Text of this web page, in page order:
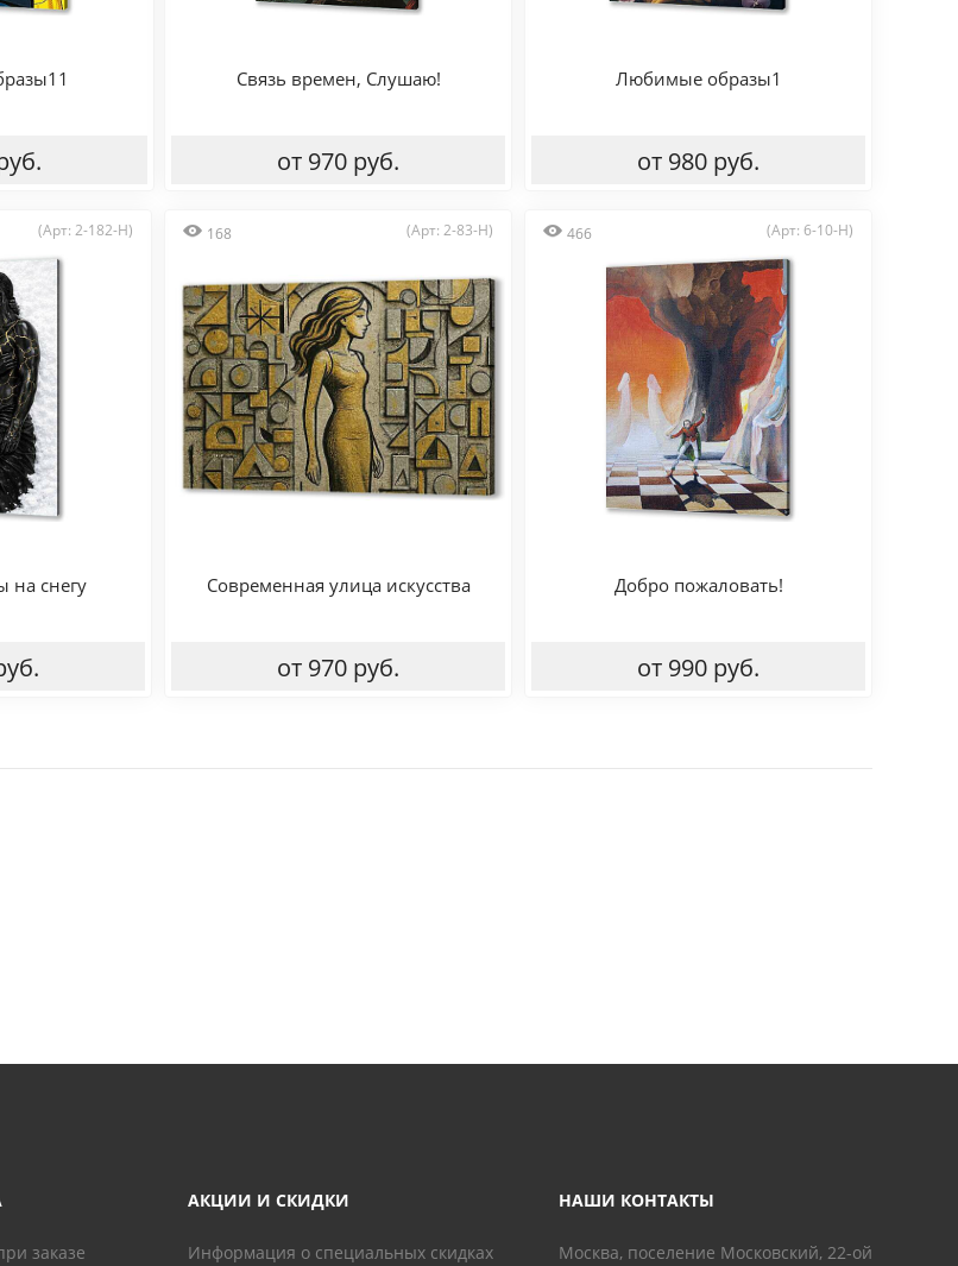
Связь времен, Слушаю!
от 970 руб.
Любимые образы1
от 980 руб.
(Арт: 2-182-H)
на снегу
168 (Арт: 2-83-H)
Современная улица искусства
от 970 руб.
466 (Арт: 6-10-H)
Добро пожаловать!
от 990 руб.
заказе
АКЦИИ И СКИДКИ
Информация о специальных скидках
НАШИ КОНТАКТЫ
Москва, поселение Московский, 22-ой